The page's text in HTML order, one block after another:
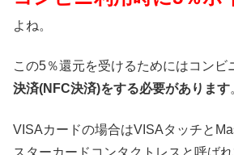
よね。
この5％還元を受けるためにはコンビ
決済(NFC決済)をする必要があります
VISAカードの場合はVISAタッチと
スターカードコンタクトレスと呼ば